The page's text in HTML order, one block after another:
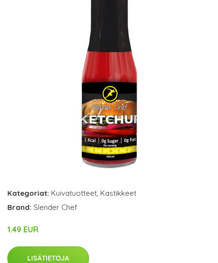
Kategoriat: Kuivatuotteet, Kastikkeet
Brand: Slender Chef
1.49 EUR
LISÄTIETOJA